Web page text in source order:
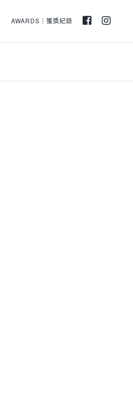
AWARDS｜獲獎紀錄